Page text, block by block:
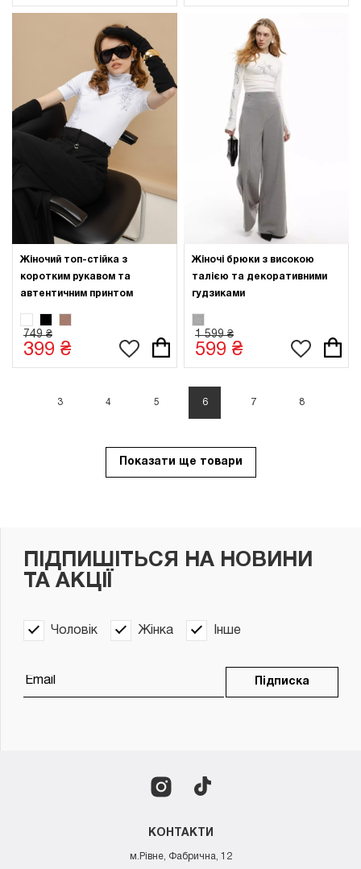
Жіночий топ-стійка з
коротким рукавом та
автентичним принтом
749 ₴
399 ₴
Жіночі брюки з високою
талією та декоративними
гудзиками
1 599 ₴
599 ₴
3 4 5 6 7 8
Показати ще товари
КОНТАКТИ
м.Рівне, Фабрична, 12
ПІДПИШІТЬСЯ НА НОВИНИ
ТА АКЦІЇ
Чоловік Жінка Інше
Підписка